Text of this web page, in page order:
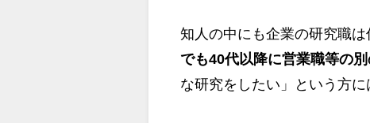
知人の中にも企業の研究職
でも40代以降に営業職等の
な研究をしたい」という方